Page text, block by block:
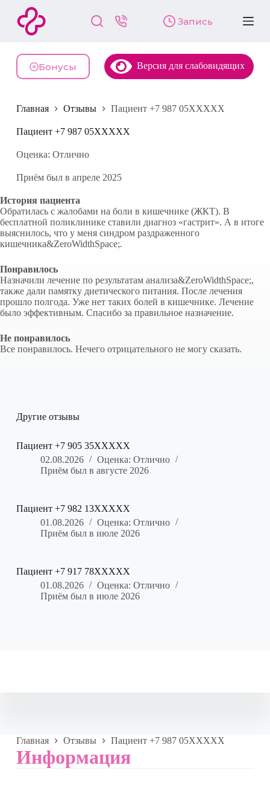
й
и
у
и
Запись
Бонусы Версия для слабовидящих
Главная Отзывы Пациент +7 987 05XXXXX
Пациент +7 987 05XXXXX
Оценка: Отлично
Приём был в апреле 2025
История пациента
Обратилась с жалобами на боли в кишечнике (ЖКТ). В
бесплатной поликлинике ставили диагноз «гастрит». А в итоге
выяснилось, что у меня синдром раздраженного
кишечника&ZeroWidthSpace;.
Понравилось
Назначили лечение по результатам анализа&ZeroWidthSpace;,
также дали памятку диетического питания. После лечения
прошло полгода. Уже нет таких болей в кишечнике. Лечение
было эффективным. Спасибо за правильное назначение.
Не понравилось
Все понравилось. Нечего отрицательного не могу сказать.
Другие отзывы
Пациент +7 905 35XXXXX
02.08.2026
Оценка: Отлично
Приём был в августе 2026
Пациент +7 982 13XXXXX
01.08.2026
Оценка: Отлично
Приём был в июле 2026
Пациент +7 917 78XXXXX
01.08.2026
Оценка: Отлично
Приём был в июле 2026
Главная Отзывы Пациент +7 987 05XXXXX
Информация